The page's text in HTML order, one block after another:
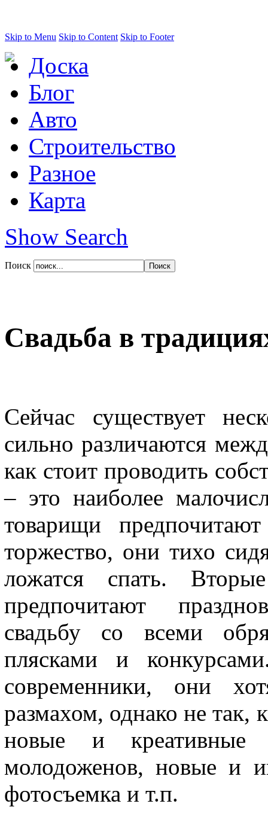
Skip to Menu Skip to Content Skip to Footer
Доска
Блог
Авто
Строительство
Разное
Карта
Show Search
Поиск
Свадьба в
Сейчас существует
сильно различаются
как стоит проводить
– это наиболее
товарищи
торжество, они тихо
ложатся спать.
предпочитают
свадьбу со всеми
плясками и
современники, они
размахом, однако не так,
новые и креативные
молодоженов, новые и
фотосъемка и т.п.